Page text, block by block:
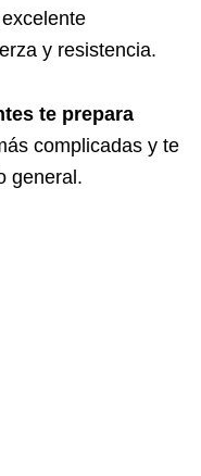
y resistencia.
te prepara
complicadas y te
general.